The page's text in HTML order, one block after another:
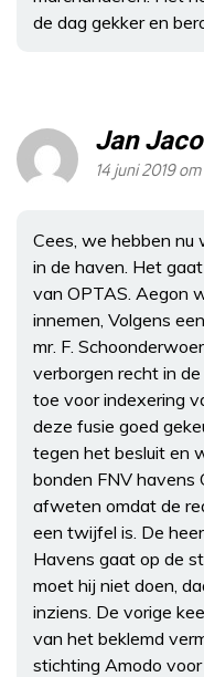
de dag gekker en
Jan
14 juni 2019 om
Cees, we hebben nu
in de haven. Het
van OPTAS. Aegon
innemen, Volgens
mr. F.
verborgen recht in
toe voor indexering
deze fusie goed
tegen het besluit en
bonden FNV havens
afweten omdat de
een twijfel is. De
Havens gaat op de
moet hij niet doen,
inziens. De vorige
van het beklemd
stichting Amodo voor